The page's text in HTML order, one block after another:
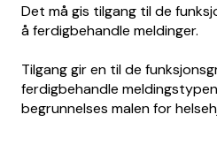
Det må gis tilgang til de
å ferdigbehandle meldinger.
Tilgang gir en til de
ferdigbehandle
begrunnelses malen for